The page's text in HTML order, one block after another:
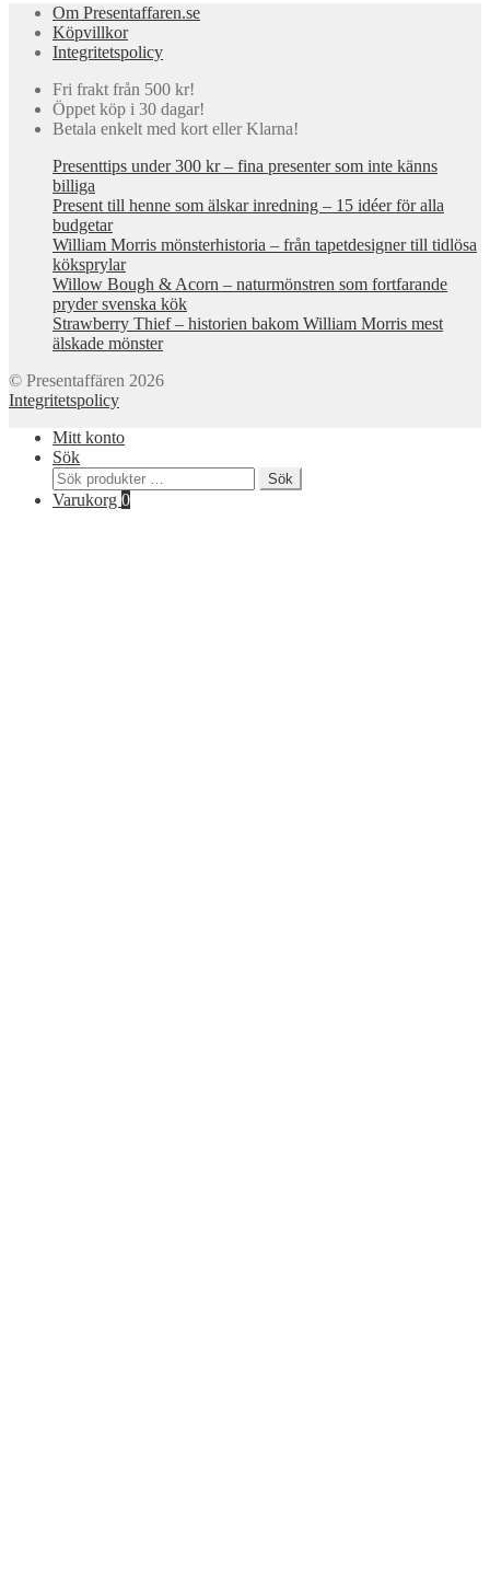
Om Presentaffaren.se
Köpvillkor
Integritetspolicy
Fri frakt från 500 kr!
Öppet köp i 30 dagar!
Betala enkelt med kort eller Klarna!
Presenttips under 300 kr – fina presenter som inte känns
billiga
Present till henne som älskar inredning – 15 idéer för alla
budgetar
William Morris mönsterhistoria – från tapetdesigner till tidlösa
köksprylar
Willow Bough & Acorn – naturmönstren som fortfarande
pryder svenska kök
Strawberry Thief – historien bakom William Morris mest
älskade mönster
© Presentaffären 2026
Integritetspolicy
Mitt konto
Sök
Sök
efter:
Sök
Varukorg 0